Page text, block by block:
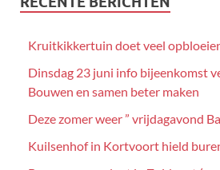
Kruitkikkertuin doet veel
Dinsdag 23 juni info bijeenkomst
Bouwen en samen beter maken
Deze zomer weer ” vrijdagavond
Kuilsenhof in Kortvoort hield